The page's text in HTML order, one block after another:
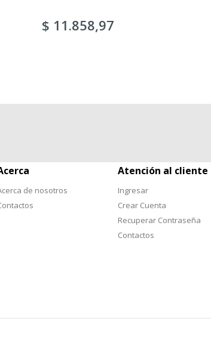
$ 11.858,97
de nosotros
Atención al cliente
Ingresar
Crear Cuenta
Recuperar Contraseña
Contactos